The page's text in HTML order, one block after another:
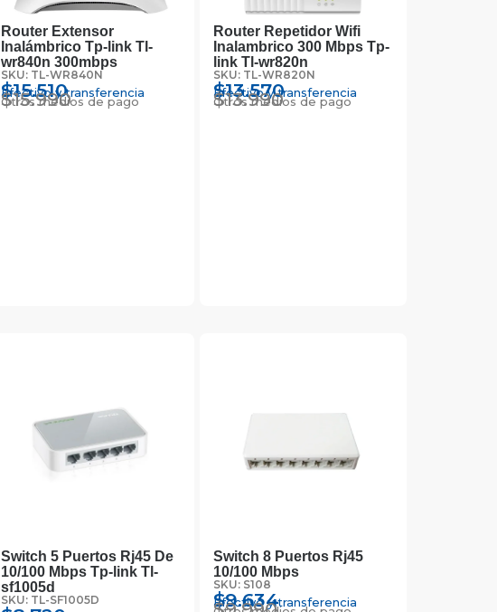
Router Extensor
Inalámbrico Tp-link Tl-
wr840n 300mbps
SKU: TL-WR840N
$15.510
Efectivo y transferencia
$15.990
Otros medios de pago
Router Repetidor Wifi
Inalambrico 300 Mbps Tp-
link Tl-wr820n
SKU: TL-WR820N
$13.570
Efectivo y transferencia
$13.990
Otros medios de pago
Switch 5 Puertos Rj45 De
10/100 Mbps Tp-link Tl-
sf1005d
SKU: TL-SF1005D
Switch 8 Puertos Rj45
10/100 Mbps
SKU: S108
$9.634
Efectivo y transferencia